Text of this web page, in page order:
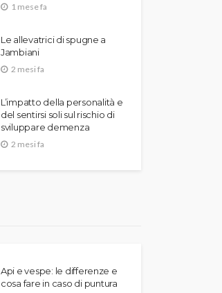
1 mese fa
Le allevatrici di spugne a
Jambiani
2 mesi fa
L’impatto della personalità e
del sentirsi soli sul rischio di
sviluppare demenza
2 mesi fa
Api e vespe: le differenze e
cosa fare in caso di puntura